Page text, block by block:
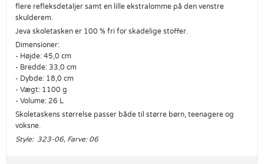
flere refleksdetaljer samt en lille ekstralomme på den venstre
skulderem.
Jeva skoletasken er 100 % fri for skadelige stoffer.
Dimensioner:
- Højde: 45,0 cm
- Bredde: 33,0 cm
- Dybde: 18,0 cm
- Vægt: 1100 g
- Volume: 26 L
Skoletaskens størrelse passer både til større børn, teenagere og
voksne.
Style: 323-06, Farve: 06